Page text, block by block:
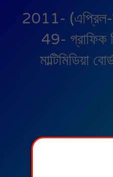
2011- (এপ্রিল-
49- গ্রাফিক
মাল্টিমিডিয়া